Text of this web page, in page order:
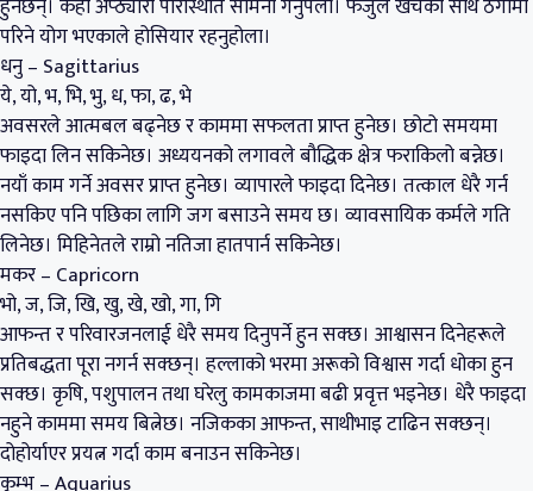
हुनेछन्। केही अप्ठ्यारो परिस्थिति सामना गर्नुपर्ला। फजुल खर्चका साथै ठगीमा
परिने योग भएकाले होसियार रहनुहोला।
धनु – Sagittarius
ये, यो, भ, भि, भु, ध, फा, ढ, भे
अवसरले आत्मबल बढ्नेछ र काममा सफलता प्राप्त हुनेछ। छोटो समयमा
फाइदा लिन सकिनेछ। अध्ययनको लगावले बौद्धिक क्षेत्र फराकिलो बन्नेछ।
नयाँ काम गर्ने अवसर प्राप्त हुनेछ। व्यापारले फाइदा दिनेछ। तत्काल धेरै गर्न
नसकिए पनि पछिका लागि जग बसाउने समय छ। व्यावसायिक कर्मले गति
लिनेछ। मिहिनेतले राम्रो नतिजा हातपार्न सकिनेछ।
मकर – Capricorn
भो, ज, जि, खि, खु, खे, खो, गा, गि
आफन्त र परिवारजनलाई धेरै समय दिनुपर्ने हुन सक्छ। आश्वासन दिनेहरूले
प्रतिबद्धता पूरा नगर्न सक्छन्। हल्लाको भरमा अरूको विश्वास गर्दा धोका हुन
सक्छ। कृषि, पशुपालन तथा घरेलु कामकाजमा बढी प्रवृत्त भइनेछ। धेरै फाइदा
नहुने काममा समय बित्नेछ। नजिकका आफन्त, साथीभाइ टाढिन सक्छन्।
दोहोर्याएर प्रयत्न गर्दा काम बनाउन सकिनेछ।
कुम्भ – Aquarius